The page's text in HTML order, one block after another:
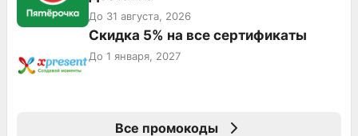
До 31 августа, 2026
Скидка 5% на все сертификаты
До 1 января, 2027
Все промокоды